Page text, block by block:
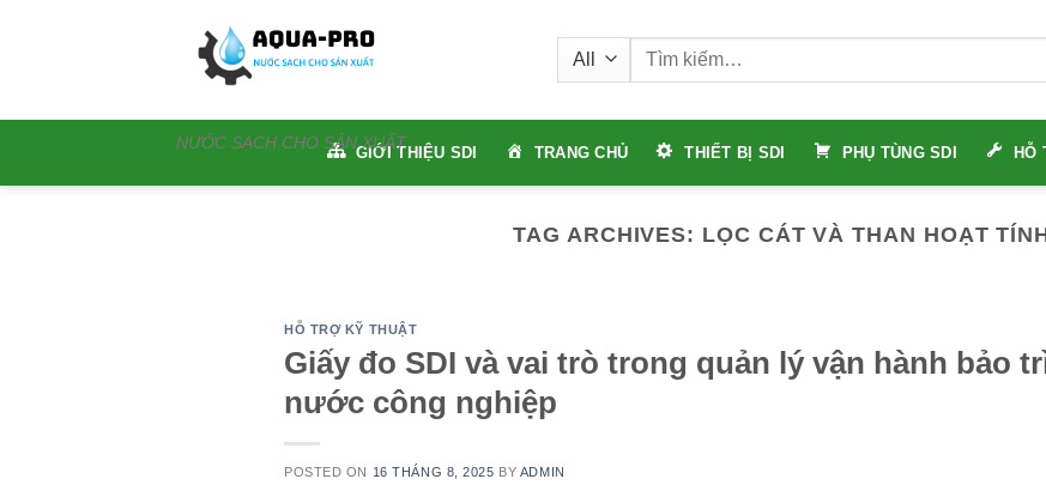
NƯỚC SẠCH CHO SẢN XUẤT
Tìm
GIỚI THIỆU SDI TRANG CHỦ THIẾT BỊ SDI PHỤ TÙNG SDI HỖ
TAG ARCHIVES: LỌC CÁT VÀ THAN HOẠT
HỖ TRỢ KỸ THUẬT
Giấy đo SDI và vai trò trong quản lý vận hành bảo
nước công nghiệp
POSTED ON 16 THÁNG 8, 2025 BY ADMIN